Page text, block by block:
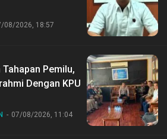
08/2026, 18:57
Pemilu,
Dengan KPU
07/08/2026, 11:04